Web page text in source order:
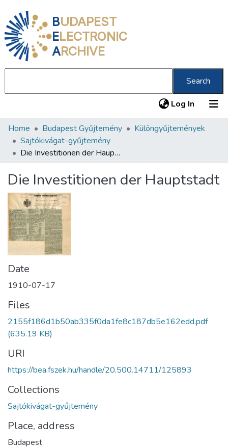
BUDAPEST
ELECTRONIC
ARCHIVE
Search
Log In (current)
Communities & Collections
All of DSpace
About us
Home Budapest Gyűjtemény
Különgyűjtemények
Sajtókivágat-gyűjtemény
Die Investitionen der Hauptstadt
Die Investitionen der Hauptstadt
Date
1910-07-17
Files
2155f186d1b50ab335f0da1fe8c187db5e162edd.pdf
(635.19 KB)
URI
https://bea.fszek.hu/handle/20.500.14711/125893
Collections
Sajtókivágat-gyűjtemény
Place, address
Budapest